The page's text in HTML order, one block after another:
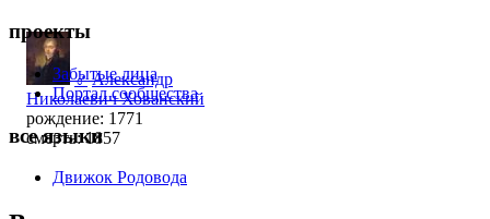
♂ Александр
Николаевич Хованский
рождение: 1771
смерть: 1857
проекты
Забытые лица
Портал сообщества
все языки
Движок Родовода